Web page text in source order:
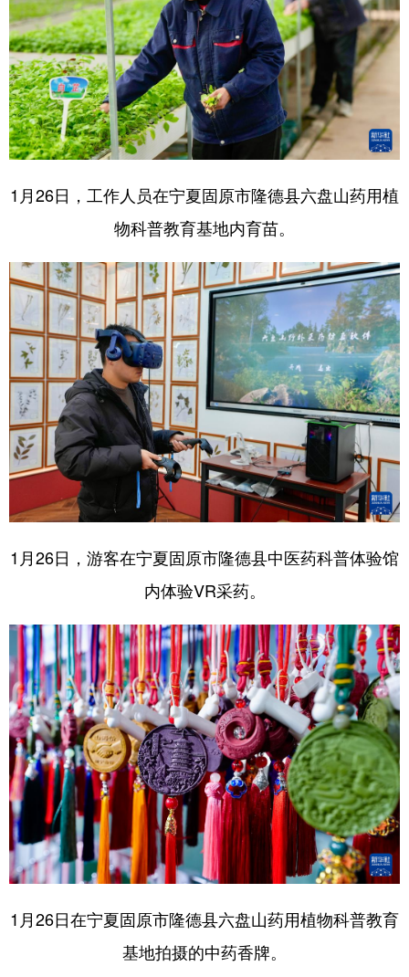
1月26日，工作人员在宁夏固原市隆德县六盘山药用植
物科普教育基地内育苗。
1月26日，游客在宁夏固原市隆德县中医药科普体验馆
内体验VR采药。
1月26日在宁夏固原市隆德县六盘山药用植物科普教育
基地拍摄的中药香牌。